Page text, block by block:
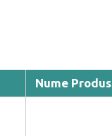
Nume Produs